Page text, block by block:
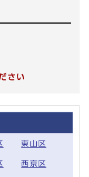
さい
東山区
西京区